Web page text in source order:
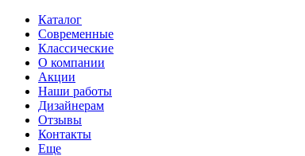
Каталог
Современные
Классические
О компании
Акции
Наши работы
Дизайнерам
Отзывы
Контакты
Еще